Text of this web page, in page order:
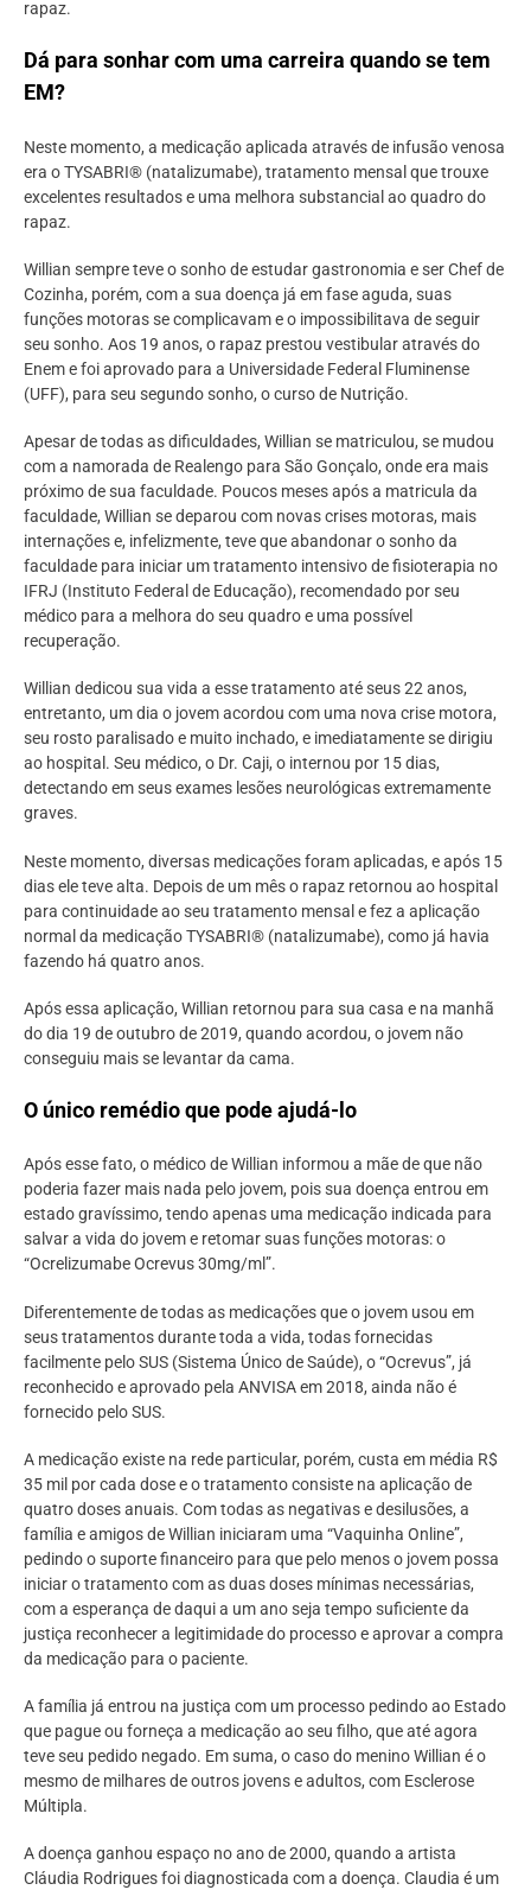
rapaz.
Dá para sonhar com uma carreira quando se tem
EM?
Neste momento, a medicação aplicada através de infusão venosa
era o TYSABRI® (natalizumabe), tratamento mensal que trouxe
excelentes resultados e uma melhora substancial ao quadro do
rapaz.
Willian sempre teve o sonho de estudar gastronomia e ser Chef de
Cozinha, porém, com a sua doença já em fase aguda, suas
funções motoras se complicavam e o impossibilitava de seguir
seu sonho. Aos 19 anos, o rapaz prestou vestibular através do
Enem e foi aprovado para a Universidade Federal Fluminense
(UFF), para seu segundo sonho, o curso de Nutrição.
Apesar de todas as dificuldades, Willian se matriculou, se mudou
com a namorada de Realengo para São Gonçalo, onde era mais
próximo de sua faculdade. Poucos meses após a matricula da
faculdade, Willian se deparou com novas crises motoras, mais
internações e, infelizmente, teve que abandonar o sonho da
faculdade para iniciar um tratamento intensivo de fisioterapia no
IFRJ (Instituto Federal de Educação), recomendado por seu
médico para a melhora do seu quadro e uma possível
recuperação.
Willian dedicou sua vida a esse tratamento até seus 22 anos,
entretanto, um dia o jovem acordou com uma nova crise motora,
seu rosto paralisado e muito inchado, e imediatamente se dirigiu
ao hospital. Seu médico, o Dr. Caji, o internou por 15 dias,
detectando em seus exames lesões neurológicas extremamente
graves.
Neste momento, diversas medicações foram aplicadas, e após 15
dias ele teve alta. Depois de um mês o rapaz retornou ao hospital
para continuidade ao seu tratamento mensal e fez a aplicação
normal da medicação TYSABRI® (natalizumabe), como já havia
fazendo há quatro anos.
Após essa aplicação, Willian retornou para sua casa e na manhã
do dia 19 de outubro de 2019, quando acordou, o jovem não
conseguiu mais se levantar da cama.
O único remédio que pode ajudá-lo
Após esse fato, o médico de Willian informou a mãe de que não
poderia fazer mais nada pelo jovem, pois sua doença entrou em
estado gravíssimo, tendo apenas uma medicação indicada para
salvar a vida do jovem e retomar suas funções motoras: o
“Ocrelizumabe Ocrevus 30mg/ml”.
Diferentemente de todas as medicações que o jovem usou em
seus tratamentos durante toda a vida, todas fornecidas
facilmente pelo SUS (Sistema Único de Saúde), o “Ocrevus”, já
reconhecido e aprovado pela ANVISA em 2018, ainda não é
fornecido pelo SUS.
A medicação existe na rede particular, porém, custa em média R$
35 mil por cada dose e o tratamento consiste na aplicação de
quatro doses anuais. Com todas as negativas e desilusões, a
família e amigos de Willian iniciaram uma “Vaquinha Online”,
pedindo o suporte financeiro para que pelo menos o jovem possa
iniciar o tratamento com as duas doses mínimas necessárias,
com a esperança de daqui a um ano seja tempo suficiente da
justiça reconhecer a legitimidade do processo e aprovar a compra
da medicação para o paciente.
A família já entrou na justiça com um processo pedindo ao Estado
que pague ou forneça a medicação ao seu filho, que até agora
teve seu pedido negado. Em suma, o caso do menino Willian é o
mesmo de milhares de outros jovens e adultos, com Esclerose
Múltipla.
A doença ganhou espaço no ano de 2000, quando a artista
Cláudia Rodrigues foi diagnosticada com a doença. Claudia é um